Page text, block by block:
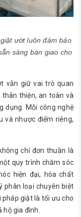
ướt luôn đảm bảo
sàng bàn giao cho
vẫn giữ vai trò quan
thiện, an toàn và
dụng. Mỗi công nghệ
và nhược điểm riêng,
chỉ đơn thuần là
quy trình chăm sóc
hiện đại, hóa chất
phân loại chuyên biệt
pháp giặt là tối ưu cho
hộ gia đình.